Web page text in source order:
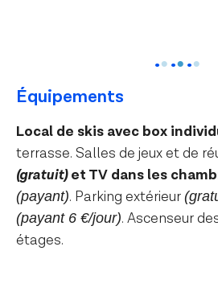
Équipements
Local de skis avec box
terrasse. Salles de jeux et de
(gratuit)et TV dans les
(payant). Parking extérieur
(payant 6 €/jour). Ascenseur
étages.